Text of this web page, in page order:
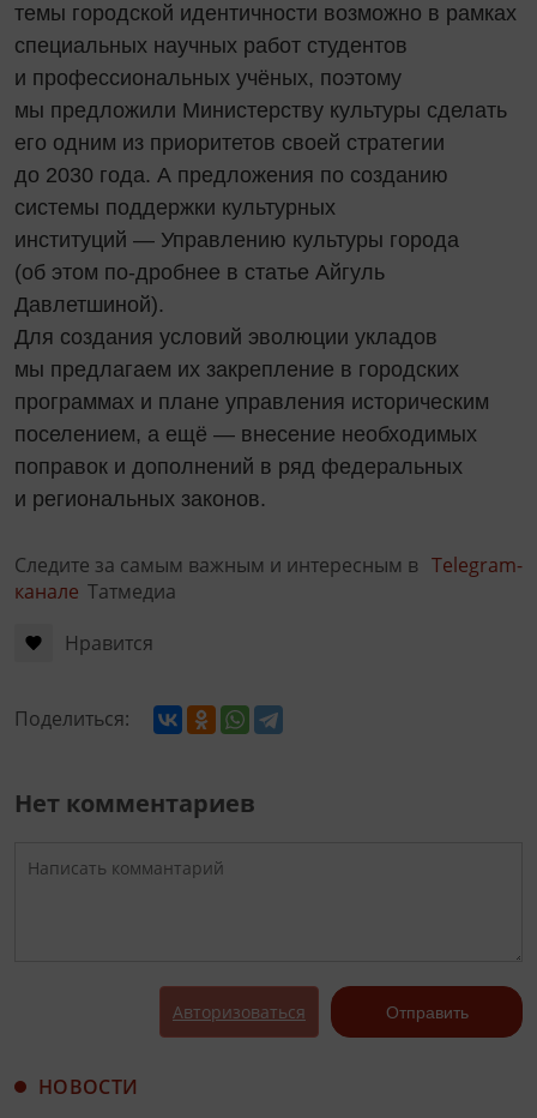
темы городской идентичности возможно в рамках
специальных научных работ студентов
и профессиональных учёных, поэтому
мы предложили Министерству культуры сделать
его одним из приоритетов своей стратегии
до 2030 года. А предложения по созданию
системы поддержки культурных
институций — Управлению культуры города
(об этом по-дробнее в статье Айгуль
Давлетшиной).
Для создания условий эволюции укладов
мы предлагаем их закрепление в городских
программах и плане управления историческим
поселением, а ещё — внесение необходимых
поправок и дополнений в ряд федеральных
и региональных законов.
Следите за самым важным и интересным в Telegram-
канале Татмедиа
Нравится
Поделиться:
Нет комментариев
Авторизоваться Отправить
НОВОСТИ